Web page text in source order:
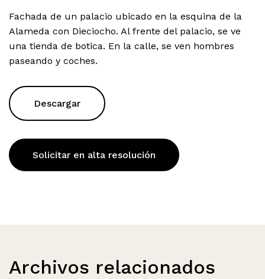
Fachada de un palacio ubicado en la esquina de la
Alameda con Dieciocho. Al frente del palacio, se ve
una tienda de botica. En la calle, se ven hombres
paseando y coches.
Descargar
Solicitar en alta resolución
Archivos relacionados